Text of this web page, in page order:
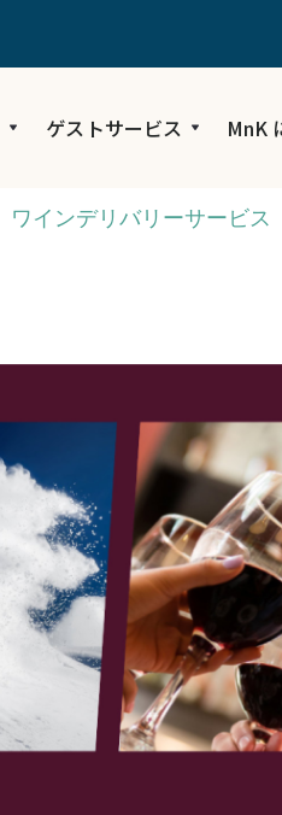
ゲストサービス MnK
ワインデリバリーサービス